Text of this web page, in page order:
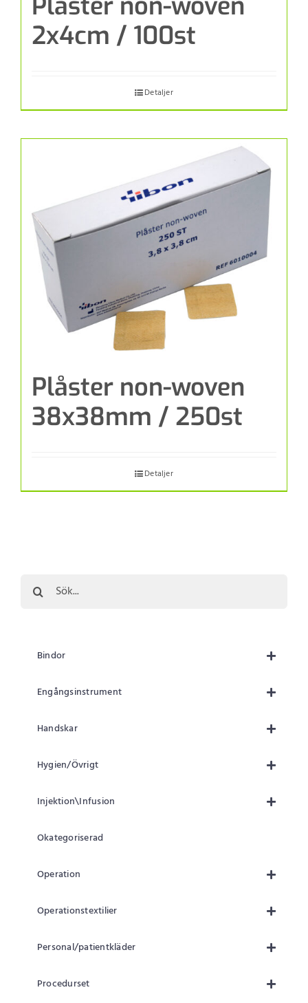
2x4cm / 100st
Detaljer
Plåster non-woven
38x38mm / 250st
Detaljer
efter:
Bindor
Engångsinstrument
Handskar
Hygien/Övrigt
Injektion\Infusion
Okategoriserad
Operation
Operationstextilier
Personal/patientkläder
Procedurset